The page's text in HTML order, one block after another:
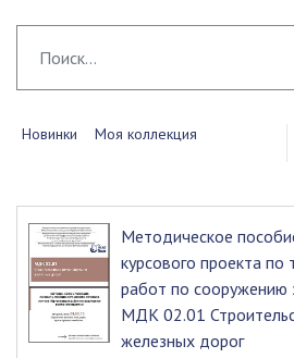
Новинки Моя коллекция
Методическое
курсового проекта по
работ по сооружению
МДК 02.01
железных дорог